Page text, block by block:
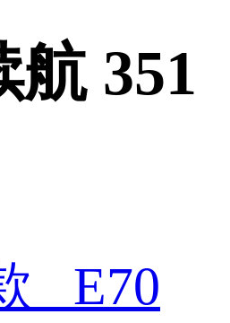
351
E70